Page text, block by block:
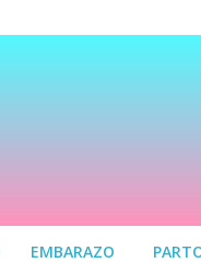
EMBARAZO